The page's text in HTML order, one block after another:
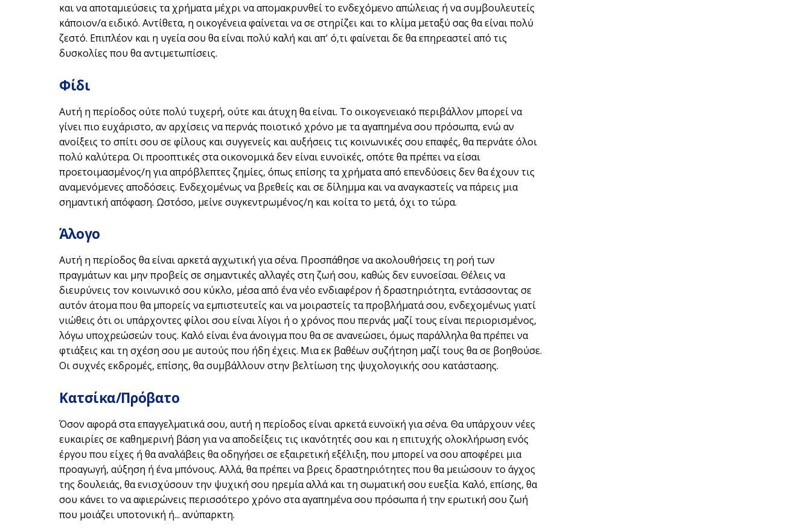
και να αποταμιεύσεις τα χρήματα μέχρι να απομακρυνθεί το ενδεχόμενο απώλειας ή να συμβουλευτείς
κάποιον/α ειδικό. Αντίθετα, η οικογένεια φαίνεται να σε στηρίζει και το κλίμα μεταξύ σας θα είναι πολύ
ζεστό. Επιπλέον και η υγεία σου θα είναι πολύ καλή και απ' ό,τι φαίνεται δε θα επηρεαστεί από τις
δυσκολίες που θα αντιμετωπίσεις.
Φίδι
Αυτή η περίοδος ούτε πολύ τυχερή, ούτε και άτυχη θα είναι. Το οικογενειακό περιβάλλον μπορεί να
γίνει πιο ευχάριστο, αν αρχίσεις να περνάς ποιοτικό χρόνο με τα αγαπημένα σου πρόσωπα, ενώ αν
ανοίξεις το σπίτι σου σε φίλους και συγγενείς και αυξήσεις τις κοινωνικές σου επαφές, θα περνάτε όλοι
πολύ καλύτερα. Οι προοπτικές στα οικονομικά δεν είναι ευνοϊκές, οπότε θα πρέπει να είσαι
προετοιμασμένος/η για απρόβλεπτες ζημίες, όπως επίσης τα χρήματα από επενδύσεις δεν θα έχουν τις
αναμενόμενες αποδόσεις. Ενδεχομένως να βρεθείς και σε δίλημμα και να αναγκαστείς να πάρεις μια
σημαντική απόφαση. Ωστόσο, μείνε συγκεντρωμένος/η και κοίτα το μετά, όχι το τώρα.
Άλογο
Αυτή η περίοδος θα είναι αρκετά αγχωτική για σένα. Προσπάθησε να ακολουθήσεις τη ροή των
πραγμάτων και μην προβείς σε σημαντικές αλλαγές στη ζωή σου, καθώς δεν ευνοείσαι. Θέλεις να
διευρύνεις τον κοινωνικό σου κύκλο, μέσα από ένα νέο ενδιαφέρον ή δραστηριότητα, εντάσσοντας σε
αυτόν άτομα που θα μπορείς να εμπιστευτείς και να μοιραστείς τα προβλήματά σου, ενδεχομένως γιατί
νιώθεις ότι οι υπάρχοντες φίλοι σου είναι λίγοι ή ο χρόνος που περνάς μαζί τους είναι περιορισμένος,
λόγω υποχρεώσεών τους. Καλό είναι ένα άνοιγμα που θα σε ανανεώσει, όμως παράλληλα θα πρέπει να
φτιάξεις και τη σχέση σου με αυτούς που ήδη έχεις. Μια εκ βαθέων συζήτηση μαζί τους θα σε βοηθούσε.
Οι συχνές εκδρομές, επίσης, θα συμβάλλουν στην βελτίωση της ψυχολογικής σου κατάστασης.
Κατσίκα/Πρόβατο
Όσον αφορά στα επαγγελματικά σου, αυτή η περίοδος είναι αρκετά ευνοϊκή για σένα. Θα υπάρχουν νέες
ευκαιρίες σε καθημερινή βάση για να αποδείξεις τις ικανότητές σου και η επιτυχής ολοκλήρωση ενός
έργου που είχες ή θα αναλάβεις θα οδηγήσει σε εξαιρετική εξέλιξη, που μπορεί να σου αποφέρει μια
προαγωγή, αύξηση ή ένα μπόνους. Αλλά, θα πρέπει να βρεις δραστηριότητες που θα μειώσουν το άγχος
της δουλειάς, θα ενισχύσουν την ψυχική σου ηρεμία αλλά και τη σωματική σου ευεξία. Καλό, επίσης, θα
σου κάνει το να αφιερώνεις περισσότερο χρόνο στα αγαπημένα σου πρόσωπα ή την ερωτική σου ζωή
που μοιάζει υποτονική ή... ανύπαρκτη.